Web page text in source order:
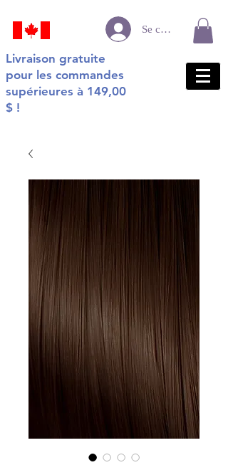
Livraison gratuite
pour les commandes
supérieures à 149,00
$ !
Se connecter